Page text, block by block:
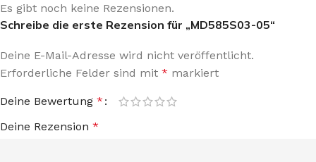
Es gibt noch keine Rezensionen.
Schreibe die erste Rezension für „MD585S03-05“
Deine E-Mail-Adresse wird nicht veröffentlicht.
Erforderliche Felder sind mit * markiert
Deine Bewertung *
Deine Rezension *